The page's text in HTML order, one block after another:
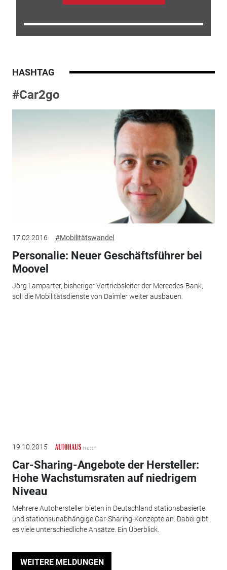
HASHTAG
#Car2go
17.02.2016 #Mobilitätswandel
Personalie: Neuer Geschäftsführer bei
Moovel
Jörg Lamparter, bisheriger Vertriebsleiter der Mercedes-Bank,
soll die Mobilitätsdienste von Daimler weiter ausbauen.
19.10.2015
Car-Sharing-Angebote der Hersteller:
Hohe Wachstumsraten auf niedrigem
Niveau
Mehrere Autohersteller bieten in Deutschland stationsbasierte
und stationsunabhängige Car-Sharing-Konzepte an. Dabei gibt
es viele unterschiedliche Ansätze. Ein Überblick.
WEITERE MELDUNGEN